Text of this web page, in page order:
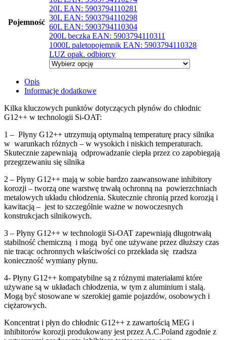
Pojemność
20L EAN: 5903794110281
30L EAN: 5903794110298
60L EAN: 5903794110304
200L beczka EAN: 5903794110311
1000L paletopojemnik EAN: 5903794110328
LUZ opak. odbiorcy
Opis
Informacje dodatkowe
Kilka kluczowych punktów dotyczących płynów do chłodnic
G12++ w technologii Si-OAT:
1 – Płyny G12++ utrzymują optymalną temperaturę pracy silnika
w warunkach różnych – w wysokich i niskich temperaturach.
Skutecznie zapewniają odprowadzanie ciepła przez co zapobiegają
przegrzewaniu się silnika
2 – Płyny G12++ mają w sobie bardzo zaawansowane inhibitory
korozji – tworzą one warstwę trwałą ochronną na powierzchniach
metalowych układu chłodzenia. Skutecznie chronią przed korozją i
kawitacją – jest to szczególnie ważne w nowoczesnych
konstrukcjach silnikowych.
3 – Płyny G12++ w technologii Si-OAT zapewniają długotrwałą
stabilność chemiczną i mogą być one używane przez dłuższy czas
nie tracąc ochronnych właściwości co przekłada się rzadsza
konieczność wymiany płynu.
4- Płyny G12++ kompatybilne są z różnymi materiałami które
używane są w układach chłodzenia, w tym z aluminium i stalą.
Mogą być stosowane w szerokiej gamie pojazdów, osobowych i
ciężarowych.
Koncentrat i płyn do chłodnic G12++ z zawartością MEG i
inhibitorów korozji produkowany jest przez A.C.Poland zgodnie z